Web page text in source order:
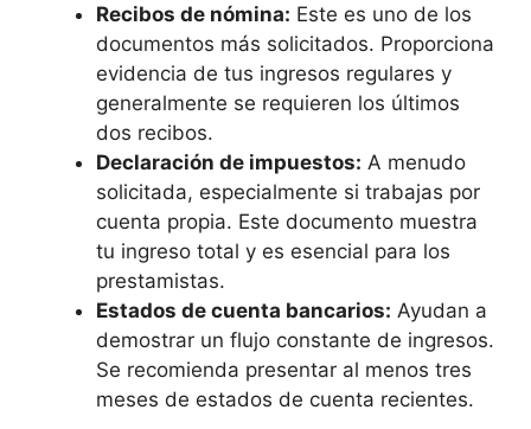
Recibos de nómina: Este es uno de los
documentos más solicitados. Proporciona
evidencia de tus ingresos regulares y
generalmente se requieren los últimos
dos recibos.
Declaración de impuestos: A menudo
solicitada, especialmente si trabajas por
cuenta propia. Este documento muestra
tu ingreso total y es esencial para los
prestamistas.
Estados de cuenta bancarios: Ayudan a
demostrar un flujo constante de ingresos.
Se recomienda presentar al menos tres
meses de estados de cuenta recientes.